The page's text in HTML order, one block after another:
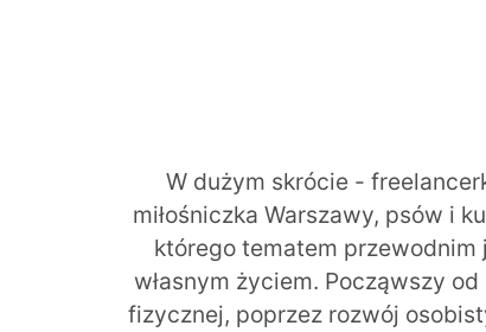
W dużym skrócie -
miłośniczka Warszawy, psów i
którego tematem przewodnim
własnym życiem. Począwszy
fizycznej, poprzez rozwój